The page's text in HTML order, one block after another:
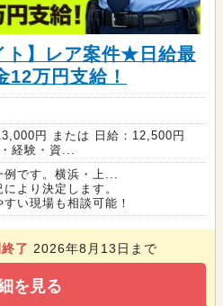
ト】レア案件★日給最
万円支給！
円 または 日給：12,500円
経験・資...
です。横浜・上...
より決定します。
い現場も相談可能！
了 2026年8月13日まで
を見る